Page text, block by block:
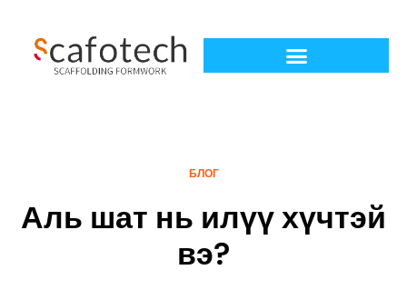
БЛОГ
Аль шат нь илүү хүчтэй
вэ?